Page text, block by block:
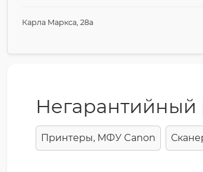
Карла Маркса, 28а
Негарантийный
Принтеры, МФУ Canon